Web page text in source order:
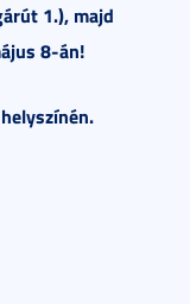
1.), majd
8-án!